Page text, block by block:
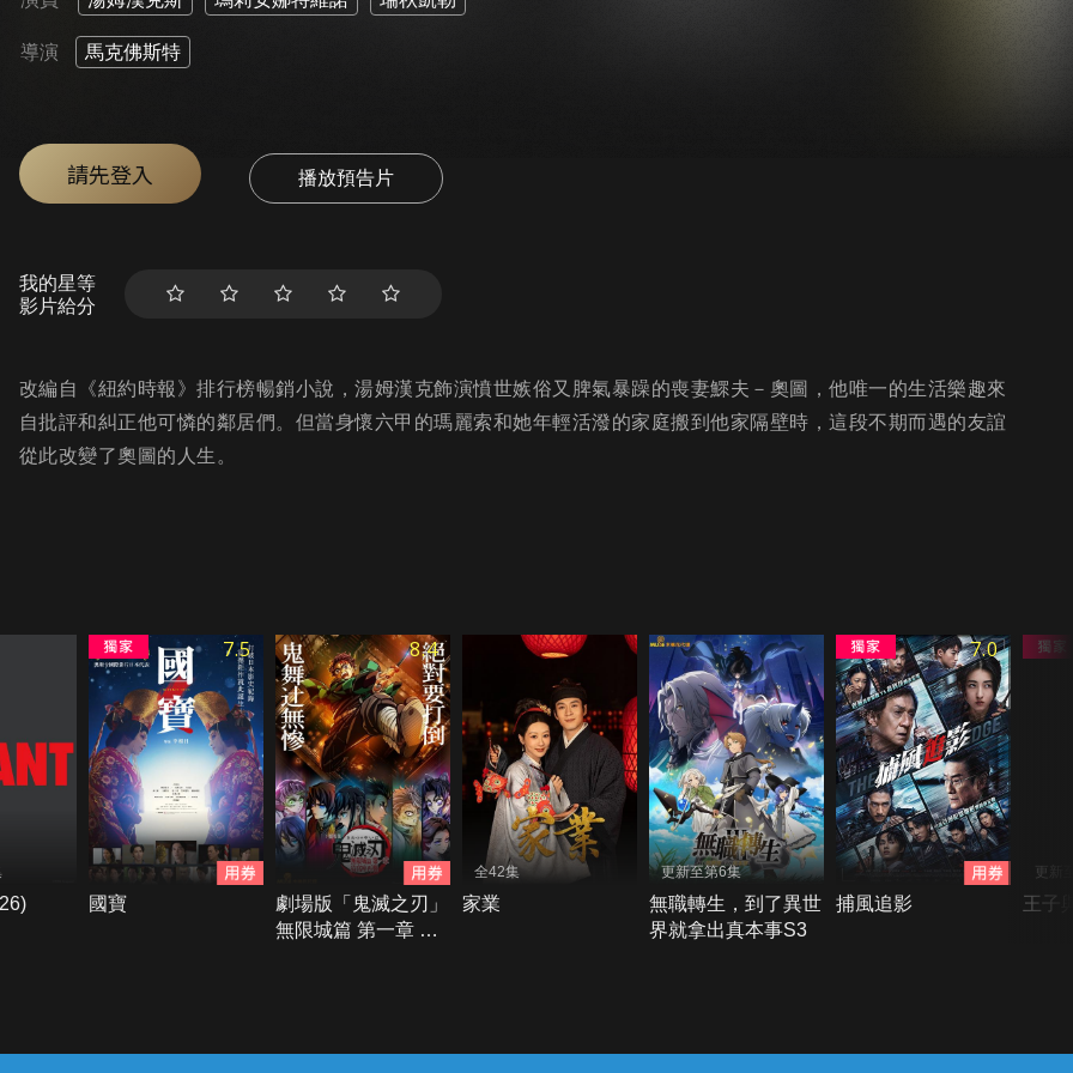
導演 馬克佛斯特
請先登入 播放預告片
我的星等
影片給分
改編自《紐約時報》排行榜暢銷小說，湯姆漢克飾演憤世嫉俗又脾氣暴躁的喪妻鰥夫－奧圖，他唯一的生活樂趣來
自批評和糾正他可憐的鄰居們。但當身懷六甲的瑪麗索和她年輕活潑的家庭搬到他家隔壁時，這段不期而遇的友誼
從此改變了奧圖的人生。
7.5
國寶
8.4
劇場版「鬼滅之刃」
無限城篇 第一章 猗
全42集
家業
更新至第6集
無職轉生，到了異世
界就拿出真本事S3
7.0
捕風追影
更新
王子